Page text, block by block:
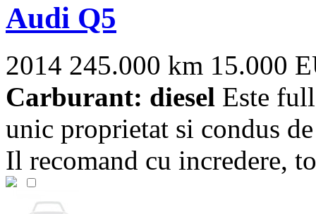
Audi Q5
2014 245.000 km 15.000
Carburant: diesel Este
unic proprietat si condus
Il recomand cu incredere,